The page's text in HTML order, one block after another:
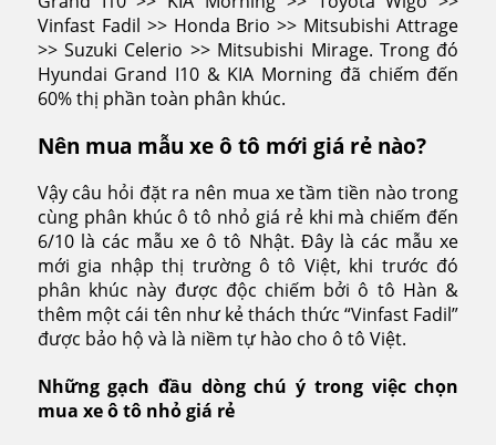
Vinfast Fadil >> Honda Brio >> Mitsubishi Attrage
>> Suzuki Celerio >> Mitsubishi Mirage. Trong đó
Hyundai Grand I10 & KIA Morning đã chiếm đến
60% thị phần toàn phân khúc.
Nên mua mẫu xe ô tô mới giá rẻ nào?
Vậy câu hỏi đặt ra nên mua xe tầm tiền nào trong
cùng phân khúc ô tô nhỏ giá rẻ khi mà chiếm đến
6/10 là các mẫu xe ô tô Nhật. Đây là các mẫu xe
mới gia nhập thị trường ô tô Việt, khi trước đó
phân khúc này được độc chiếm bởi ô tô Hàn &
thêm một cái tên như kẻ thách thức “Vinfast Fadil”
được bảo hộ và là niềm tự hào cho ô tô Việt.
Những gạch đầu dòng chú ý trong việc chọn
mua xe ô tô nhỏ giá rẻ